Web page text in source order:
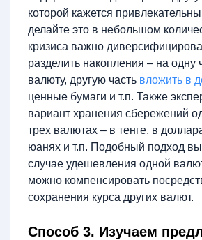
которой кажется
делайте это в небольшом
кризиса важно
разделить накопления – на одну
валюту, другую часть вложить в
ценные бумаги и т.п. Также
вариант хранения сбережений
трех валютах – в тенге, в
юанях и т.п. Подобный подход
случае удешевления одной
можно компенсировать
сохранения курса других валют.
Способ 3. Изучаем